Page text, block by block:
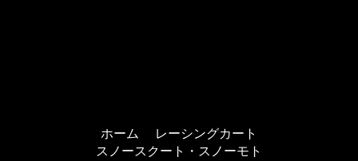
ホーム
レーシングカート
スノースクート・スノーモト